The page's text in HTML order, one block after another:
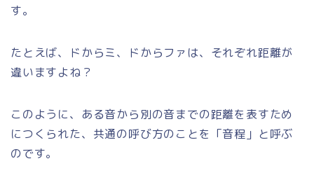
す。
たとえば、ドからミ、ドからファは、それぞれ距離が
違いますよね？
このように、ある音から別の音までの距離を表すため
につくられた、共通の呼び方のことを「音程」と呼ぶ
のです。